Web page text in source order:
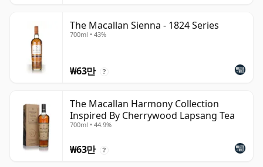
The Macallan Sienna - 1824 Series
700ml • 43%
₩63만 ?
The Macallan Harmony Collection
Inspired By Cherrywood Lapsang Tea
700ml • 44.9%
₩63만 ?